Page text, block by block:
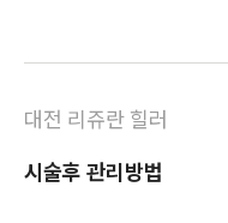
대전 리쥬란 힐러
시술후 관리방법